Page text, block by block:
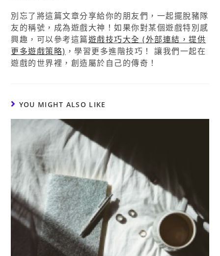
別忘了將這篇文章分享給你的朋友們，一起擺脫豬隊
友的稱號，成為遊戲大神！如果你對某個遊戲特別感
興趣，可以參考這篇遊戲技巧大全 (外部連結，提供
更多遊戲策略) ，學習更多進階技巧！ 讓我們一起在
遊戲的世界裡，創造屬於自己的傳奇！
YOU MIGHT ALSO LIKE